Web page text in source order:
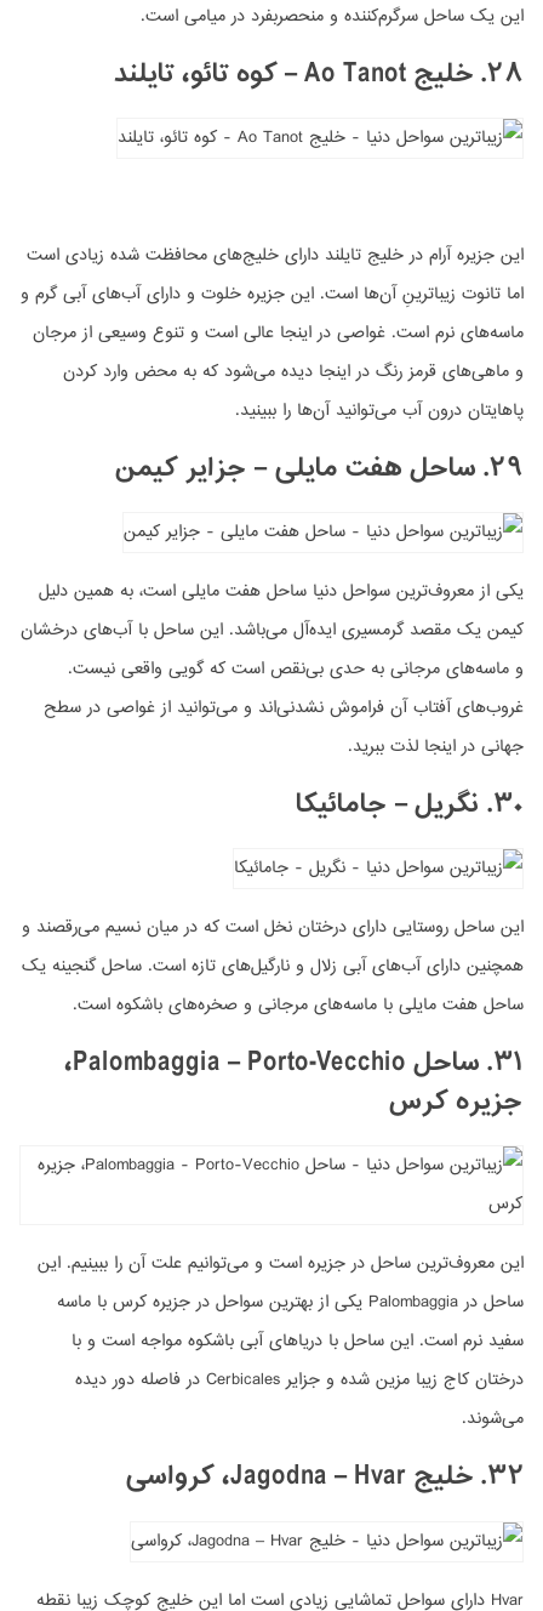
این یک ساحل سرگرم‌کننده و منحصربفرد در میامی است.
۲۸. خلیج Ao Tanot – کوه تائو، تایلند
این جزیره آرام در خلیج تایلند دارای خلیج‌های محافظت شده زیادی است
اما تانوت زیباترینِ آن‌ها است. این جزیره خلوت و دارای آب‌های آبی گرم و
ماسه‌های نرم است. غواصی در اینجا عالی است و تنوع وسیعی از مرجان
و ماهی‌های قرمز رنگ در اینجا دیده می‌شود که به محض وارد کردن
پاهایتان درون آب می‌توانید آن‌ها را ببینید.
۲۹. ساحل هفت مایلی – جزایر کیمن
یکی از معروف‌ترین سواحل دنیا ساحل هفت مایلی است، به همین دلیل
کیمن یک مقصد گرمسیری ایده‌آل می‌باشد. این ساحل با آب‌های درخشان
و ماسه‌های مرجانی به حدی بی‌نقص است که گویی واقعی نیست.
غروب‌های آفتاب آن فراموش نشدنی‌اند و می‌توانید از غواصی در سطح
جهانی در اینجا لذت ببرید.
۳۰. نگریل – جامائیکا
این ساحل روستایی دارای درختان نخل است که در میان نسیم می‌رقصند و
همچنین دارای آب‌های آبی زلال و نارگیل‌های تازه است. ساحل گنجینه یک
ساحل هفت مایلی با ماسه‌های مرجانی و صخره‌های باشکوه است.
۳۱. ساحل Palombaggia – Porto-Vecchio،
جزیره کرس
این معروف‌ترین ساحل در جزیره است و می‌توانیم علت آن را ببینیم. این
ساحل در Palombaggia یکی از بهترین سواحل در جزیره کرس با ماسه
سفید نرم است. این ساحل با دریاهای آبی باشکوه مواجه است و با
درختان کاج زیبا مزین شده و جزایر Cerbicales در فاصله دور دیده
می‌شوند.
۳۲. خلیج Jagodna – Hvar، کرواسی
Hvar دارای سواحل تماشایی زیادی است اما این خلیج کوچک زیبا نقطه